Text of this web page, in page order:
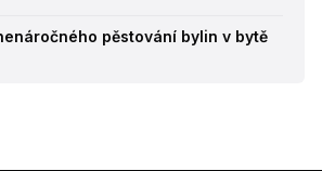
pěstování bylin v bytě